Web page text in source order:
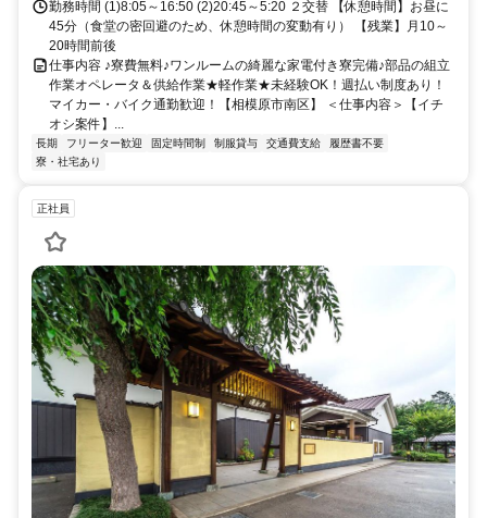
勤務時間 (1)8:05～16:50 (2)20:45～5:20 ２交替 【休憩時間】お昼に
45分（食堂の密回避のため、休憩時間の変動有り） 【残業】月10～
20時間前後
仕事内容 ♪寮費無料♪ワンルームの綺麗な家電付き寮完備♪部品の組立
作業オペレータ＆供給作業★軽作業★未経験OK！週払い制度あり！
マイカー・バイク通勤歓迎！【相模原市南区】 ＜仕事内容＞【イチ
オシ案件】...
長期 フリーター歓迎 固定時間制 制服貸与 交通費支給
履歴書不要
寮・社宅あり
正社員